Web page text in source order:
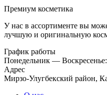
Премиум косметика
У нас в ассортименте вы
лучшую и оригинальную
График работы
Понедельник —
Адрес
Мирзо-Улугбекский район,